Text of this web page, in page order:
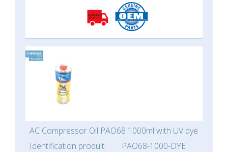
AC Compressor Oil PAO68 1000ml with UV dye
Identification produit:
PAO68-1000-DYE